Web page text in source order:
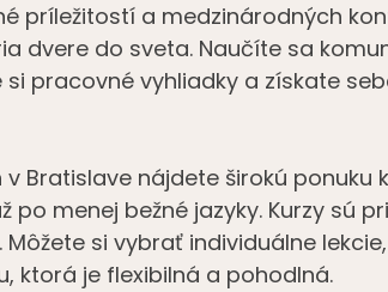
príležitostí a medzinárodných
dvere do sveta. Naučíte sa
si pracovné vyhliadky a získate
Bratislave nájdete širokú ponuku
po menej bežné jazyky. Kurzy sú
si vybrať individuálne
ktorá je flexibilná a pohodlná.